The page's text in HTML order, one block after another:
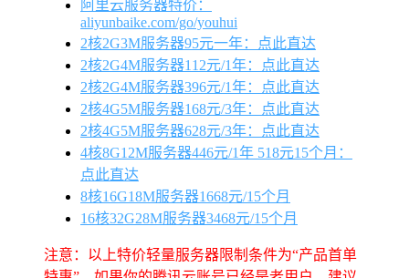
阿里云服务器特价：
aliyunbaike.com/go/youhui
2核2G3M服务器95元一年：点此直达
2核2G4M服务器112元/1年：点此直达
2核2G4M服务器396元/1年：点此直达
2核4G5M服务器168元/3年：点此直达
2核4G5M服务器628元/3年：点此直达
4核8G12M服务器446元/1年 518元15个月：
点此直达
8核16G18M服务器1668元/15个月
16核32G28M服务器3468元/15个月
注意：以上特价轻量服务器限制条件为“产品首单